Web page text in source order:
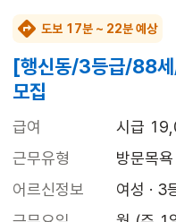
도보 17분 ~ 22분 예상
[행신동/3등급/88세
모집
급여
시급
근무유형
방문목욕
어르신정보
여성 · 3